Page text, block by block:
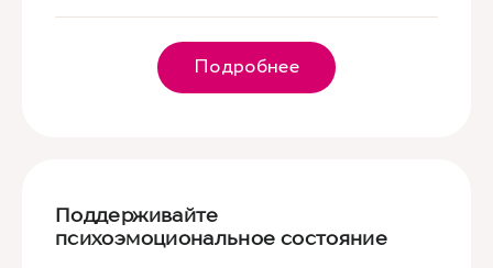
Подробнее
Поддерживайте
психоэмоциональное состояние